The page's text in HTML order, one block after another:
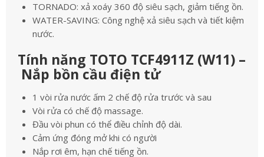
TORNADO: xả xoáy 360 độ siêu sạch, giảm tiếng ồn.
WATER-SAVING: Công nghệ xả siêu sạch và tiết kiệm
nước.
Tính năng TOTO TCF4911Z (W11) –
Nắp bồn cầu điện tử
1 vòi rửa nước ấm 2 chế độ rửa trước và sau
Vòi rửa có chế độ massage.
Đầu vòi phun có thể điều chỉnh độ dài.
Cảm ứng đóng mở khi có người
Nắp rơi êm, hạn chế tiếng ồn.